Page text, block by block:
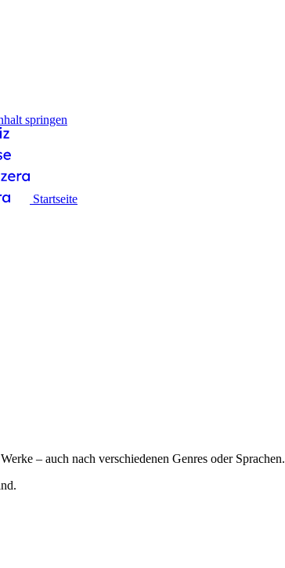
springen
Startseite
– auch nach verschiedenen Genres oder Sprachen.